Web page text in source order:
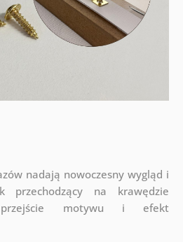
nadają nowoczesny wygląd i
przechodzący na krawędzie
przejście motywu i efekt